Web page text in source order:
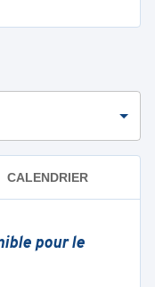
CALENDRIER
pour le